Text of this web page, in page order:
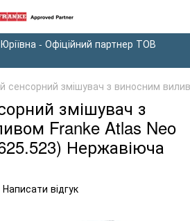
- Офіційний партнер ТОВ
сенсорний змішувач з виносним
змішувач з
Franke Atlas Neo
Нержавіюча
Написати відгук